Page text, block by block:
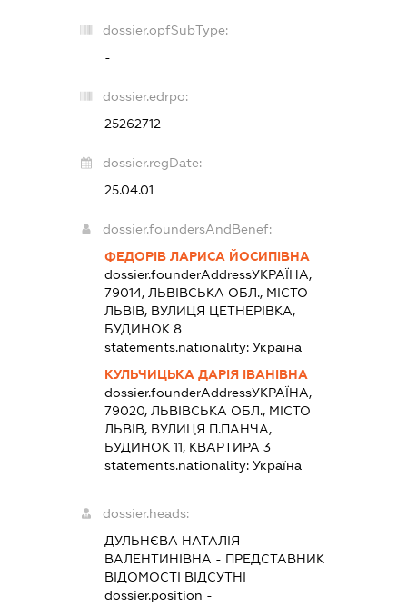
dossier.opfSubType:
-
dossier.edrpo:
25262712
dossier.regDate:
25.04.01
dossier.foundersAndBenef:
ФЕДОРІВ ЛАРИСА ЙОСИПІВНА
dossier.founderAddressУКРАЇНА,
79014, ЛЬВІВСЬКА ОБЛ., МІСТО
ЛЬВІВ, ВУЛИЦЯ ЦЕТНЕРІВКА,
БУДИНОК 8
statements.nationality:Україна
КУЛЬЧИЦЬКА ДАРІЯ ІВАНІВНА
dossier.founderAddressУКРАЇНА,
79020, ЛЬВІВСЬКА ОБЛ., МІСТО
ЛЬВІВ, ВУЛИЦЯ П.ПАНЧА,
БУДИНОК 11, КВАРТИРА 3
statements.nationality:Україна
dossier.heads:
ДУЛЬНЄВА НАТАЛІЯ
ВАЛЕНТИНІВНА - ПРЕДСТАВНИК
ВІДОМОСТІ ВІДСУТНІ
dossier.position -